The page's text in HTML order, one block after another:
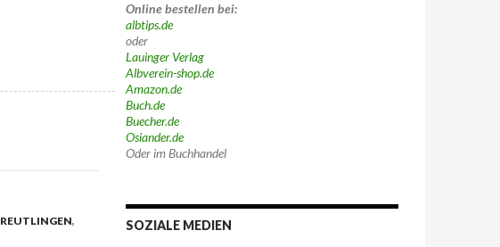
REUTLINGEN,
Online bestellen bei:
albtips.de
oder
Lauinger Verlag
Albverein-shop.de
Amazon.de
Buch.de
Buecher.de
Osiander.de
Oder im Buchhandel
SOZIALE MEDIEN